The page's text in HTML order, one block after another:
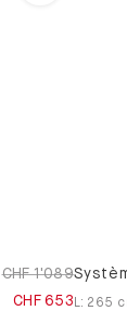
CHF 1'089
CHF 653 L: 265